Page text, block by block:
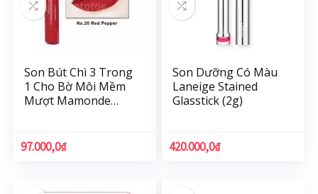
Son Bút Chì 3 Trong
1 Cho Bờ Môi Mềm
Mượt Mamonde
97.000,0₫
Son Dưỡng Có Màu
Laneige Stained
Glasstick (2g)
420.000,0₫